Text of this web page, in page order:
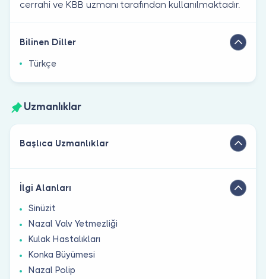
cerrahi ve KBB uzmanı tarafından kullanılmaktadır.
Bilinen Diller
Türkçe
Uzmanlıklar
Başlıca Uzmanlıklar
İlgi Alanları
Sinüzit
Nazal Valv Yetmezliği
Kulak Hastalıkları
Konka Büyümesi
Nazal Polip